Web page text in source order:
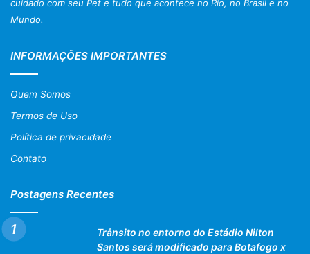
cuidado com seu Pet e tudo que acontece no Rio, no Brasil e no
Mundo.
INFORMAÇÕES IMPORTANTES
Quem Somos
Termos de Uso
Política de privacidade
Contato
Postagens Recentes
Trânsito no entorno do Estádio Nilton
Santos será modificado para Botafogo x